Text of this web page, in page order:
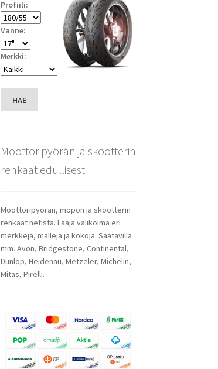
Profiili:
Vanne:
Merkki:
HAE
Moottoripyörän ja skootterin
renkaat edullisesti
Moottoripyörän, mopon ja skootterin
renkaat netistä. Laaja valikoima eri
merkkejä, malleja ja kokoja. Saatavilla
mm. Avon, Bridgestone, Continental,
Dunlop, Heidenau, Metzeler, Michelin,
Mitas, Pirelli.